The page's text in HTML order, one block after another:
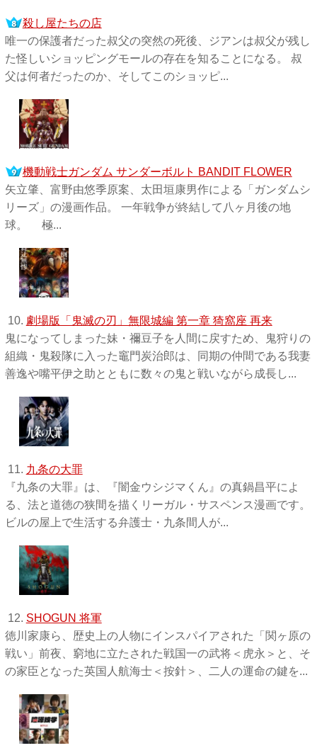
殺し屋たちの店
唯一の保護者だった叔父の突然の死後、ジアンは叔父が残し
た怪しいショッピングモールの存在を知ることになる。 叔
父は何者だったのか、そしてこのショッピ...
機動戦士ガンダム サンダーボルト BANDIT FLOWER
矢立肇、富野由悠季原案、太田垣康男作による「ガンダムシ
リーズ」の漫画作品。 一年戦争が終結して八ヶ月後の地
球。 極...
10. 劇場版「鬼滅の刃」無限城編 第一章 猗窩座 再来
鬼になってしまった妹・禰󠄀豆子を人間に戻すため、鬼狩りの
組織・鬼殺隊に入った竈門炭治郎は、同期の仲間である我妻
善逸や嘴平伊之助とともに数々の鬼と戦いながら成長し...
11. 九条の大罪
『九条の大罪』は、『闇金ウシジマくん』の真鍋昌平によ
る、法と道徳の狭間を描くリーガル・サスペンス漫画です。
ビルの屋上で生活する弁護士・九条間人が...
12. SHOGUN 将軍
徳川家康ら、歴史上の人物にインスパイアされた「関ヶ原の
戦い」前夜、窮地に立たされた戦国一の武将＜虎永＞と、そ
の家臣となった英国人航海士＜按針＞、二人の運命の鍵を...